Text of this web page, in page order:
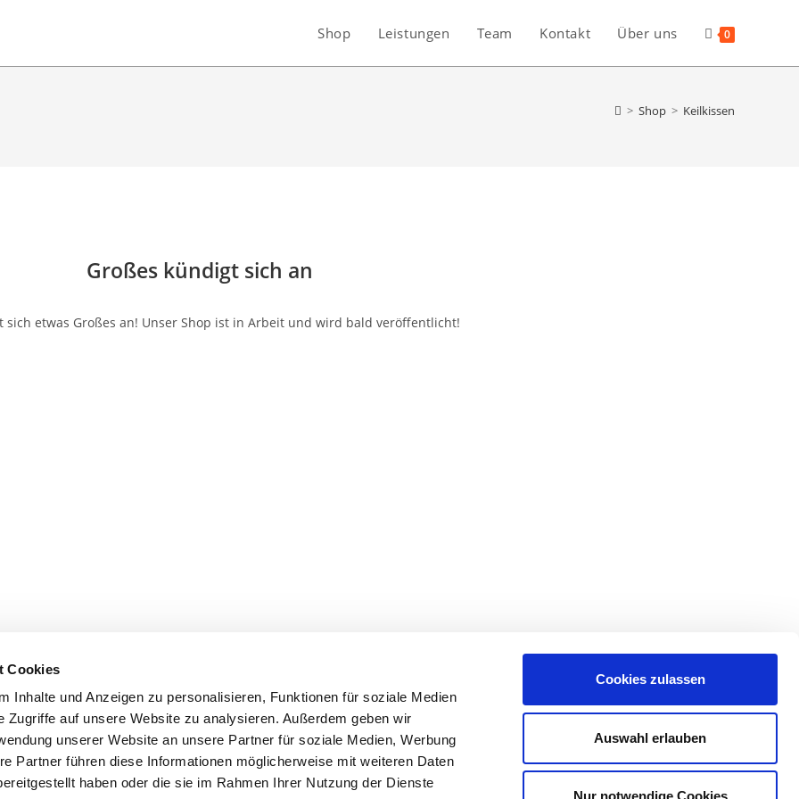
Cookies
Inhalte und Anzeigen zu personalisieren, Funktionen für soziale Medien
Zugriffe auf unsere Website zu analysieren. Außerdem geben wir
unserer Website an unsere Partner für soziale Medien, Werbung
Partner führen diese Informationen möglicherweise mit weiteren Daten
haben oder die sie im Rahmen Ihrer Nutzung der Dienste
Cookies zulassen
Auswahl erlauben
Nur notwendige Cookies
Shop Leistungen Team Kontakt Über uns 0
> Shop > Keilkissen
Großes kündigt sich an
sich etwas Großes an! Unser Shop ist in Arbeit und wird bald veröffentlicht!